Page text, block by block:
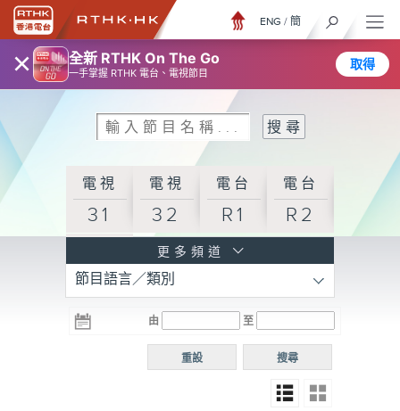
× 全新 RTHK On The Go
一手掌握 RTHK 電台、電視節目
取得
ENG / 簡
電視
31
電視
32
電台
R1
電台
R2
R3
電台 電台
R5
電台
普通
更多頻道
節目語言／類別
由 至
搜尋
重設